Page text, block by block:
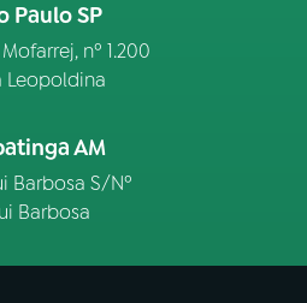
Paulo SP
nº 1.200
Leopoldina
AM
Barbosa S/Nº
Barbosa